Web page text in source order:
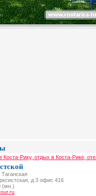
Коста-Рику, отдых в Коста-Рике,
д 3 офис 416
(мн.)